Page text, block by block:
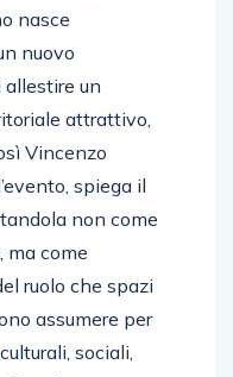
nasce
nuovo
un
attrattivo,
Vincenzo
spiega il
non come
ma come
ruolo che spazi
assumere per
sociali,